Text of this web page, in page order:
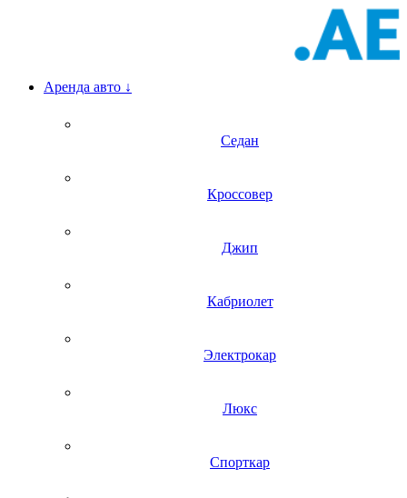
Аренда авто ↓
Седан
Кроссовер
Джип
Кабриолет
Электрокар
Люкс
Спорткар